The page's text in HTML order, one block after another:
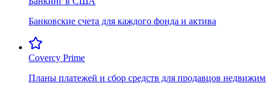
Банковские счета для каждого фонда и актива
Covercy Prime
Планы платежей и сбор средств для продавцов